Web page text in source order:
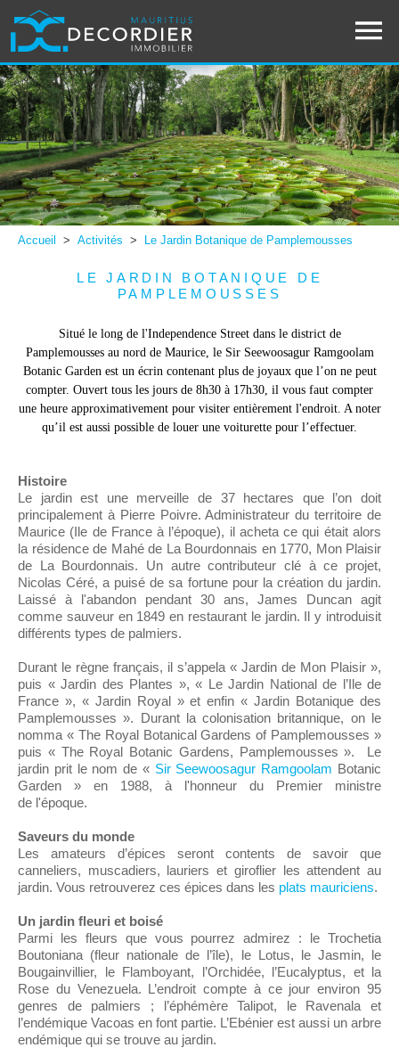
Accueil > Activités > Le Jardin Botanique de Pamplemousses
LE JARDIN BOTANIQUE DE
PAMPLEMOUSSES
Situé le long de l'Independence Street dans le district de
Pamplemousses au nord de Maurice, le Sir Seewoosagur Ramgoolam
Botanic Garden est un écrin contenant plus de joyaux que l’on ne peut
compter. Ouvert tous les jours de 8h30 à 17h30, il vous faut compter
une heure approximativement pour visiter entièrement l'endroit. A noter
qu’il est aussi possible de louer une voiturette pour l’effectuer.
Histoire
Le jardin est une merveille de 37 hectares que l’on doit
principalement à Pierre Poivre. Administrateur du territoire de
Maurice (Ile de France à l’époque), il acheta ce qui était alors
la résidence de Mahé de La Bourdonnais en 1770, Mon Plaisir
de La Bourdonnais. Un autre contributeur clé à ce projet,
Nicolas Céré, a puisé de sa fortune pour la création du jardin.
Laissé à l'abandon pendant 30 ans, James Duncan agit
comme sauveur en 1849 en restaurant le jardin. Il y introduisit
différents types de palmiers.
Durant le règne français, il s’appela « Jardin de Mon Plaisir »,
puis « Jardin des Plantes », « Le Jardin National de l’Ile de
France », « Jardin Royal » et enfin « Jardin Botanique des
Pamplemousses ». Durant la colonisation britannique, on le
nomma « The Royal Botanical Gardens of Pamplemousses »
puis « The Royal Botanic Gardens, Pamplemousses ». Le
jardin prit le nom de « Sir Seewoosagur Ramgoolam Botanic
Garden » en 1988, à l'honneur du Premier ministre
de l'époque.
Saveurs du monde
Les amateurs d’épices seront contents de savoir que
canneliers, muscadiers, lauriers et giroflier les attendent au
jardin. Vous retrouverez ces épices dans les plats mauriciens.
Un jardin fleuri et boisé
Parmi les fleurs que vous pourrez admirez : le Trochetia
Boutoniana (fleur nationale de l’île), le Lotus, le Jasmin, le
Bougainvillier, le Flamboyant, l’Orchidée, l’Eucalyptus, et la
Rose du Venezuela. L’endroit compte à ce jour environ 95
genres de palmiers ; l’éphémère Talipot, le Ravenala et
l’endémique Vacoas en font partie. L’Ebénier est aussi un arbre
endémique qui se trouve au jardin.